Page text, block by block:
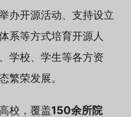
办开源活动、支持设立
系等方式培育开源人
学校、学生等各方资
繁荣发展。
校，覆盖150余所院